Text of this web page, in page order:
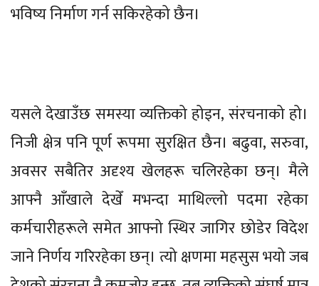
भविष्य निर्माण गर्न सकिरहेको छैन।
यसले देखाउँछ समस्या व्यक्तिको होइन, संरचनाको हो।
निजी क्षेत्र पनि पूर्ण रूपमा सुरक्षित छैन। बढुवा, सरुवा,
अवसर सबैतिर अदृश्य खेलहरू चलिरहेका छन्। मैले
आफ्नै आँखाले देखेँ मभन्दा माथिल्लो पदमा रहेका
कर्मचारीहरूले समेत आफ्नो स्थिर जागिर छोडेर विदेश
जाने निर्णय गरिरहेका छन्। त्यो क्षणमा महसुस भयो जब